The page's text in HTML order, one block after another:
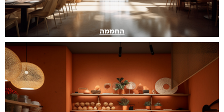
החממה